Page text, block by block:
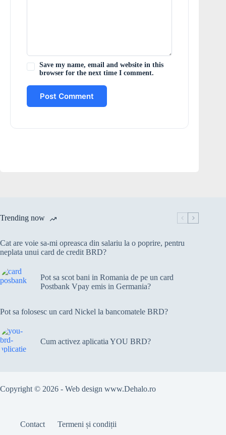
Save my name, email and website in this
browser for the next time I comment.
Post Comment
Trending now
Cat are voie sa-mi opreasca din salariu la o poprire, pentru
neplata unui card de credit BRD?
Pot sa scot bani in Romania de pe un card
Postbank Vpay emis in Germania?
Pot sa folosesc un card Nickel la bancomatele BRD?
Cum activez aplicatia YOU BRD?
Copyright © 2026 - Web design www.Dehalo.ro
Contact Termeni și condiții